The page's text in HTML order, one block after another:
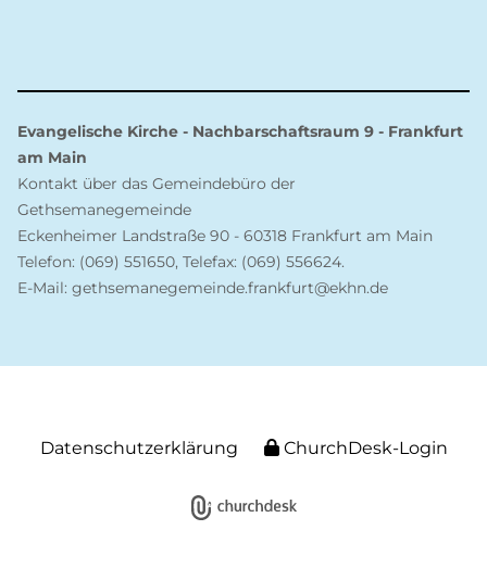
Evangelische Kirche - Nachbarschaftsraum 9 - Frankfurt
am Main
Kontakt über das Gemeindebüro der
Gethsemanegemeinde
Eckenheimer Landstraße 90 - 60318 Frankfurt am Main
Telefon: (069) 551650, Telefax: (069) 556624.
E-Mail: gethsemanegemeinde.frankfurt@ekhn.de
Datenschutzerklärung ChurchDesk-Login